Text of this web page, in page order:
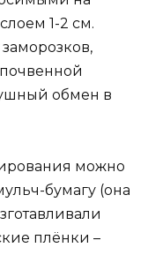
1-2 см.
обмен в
можно
бумагу (она
плёнки –